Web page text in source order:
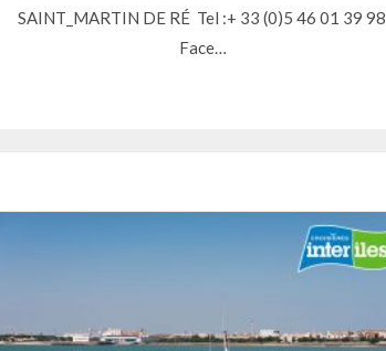
SAINT_MARTIN DE RÉ Tel :+ 33 (0)5 46 01 39 98
Face…